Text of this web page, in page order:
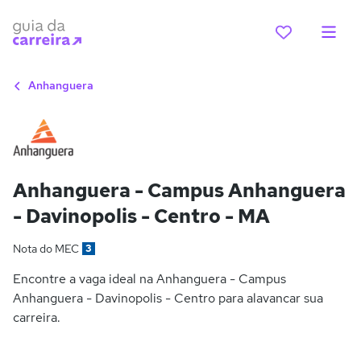
Anhanguera
Anhanguera - Campus Anhanguera
- Davinopolis - Centro - MA
Nota do MEC 3
Encontre a vaga ideal na Anhanguera - Campus
Anhanguera - Davinopolis - Centro para alavancar sua
carreira.